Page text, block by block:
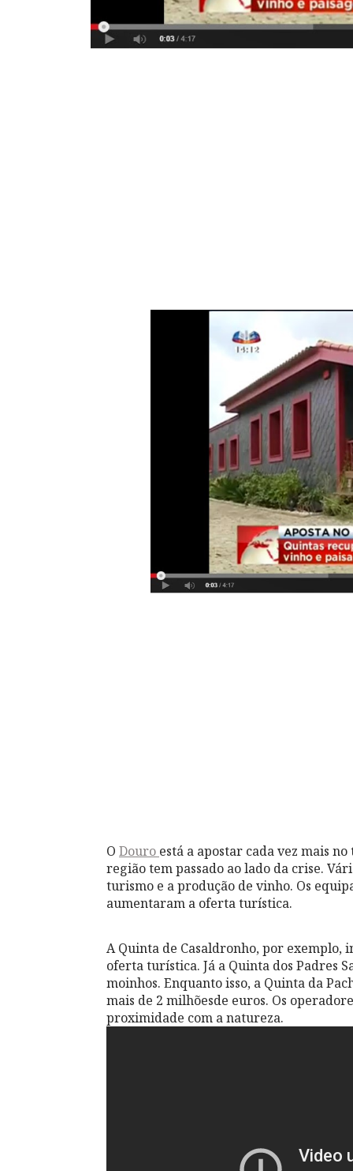
O Douro está a apostar cada vez mais
região tem passado ao lado da crise.
turismo e a produção de vinho. Os
aumentaram a oferta turística.
A Quinta de Casaldronho, por exemplo,
oferta turística. Já a Quinta dos Padres
moinhos. Enquanto isso, a Quinta da
mais de 2 milhõesde euros. Os
proximidade com a natureza.